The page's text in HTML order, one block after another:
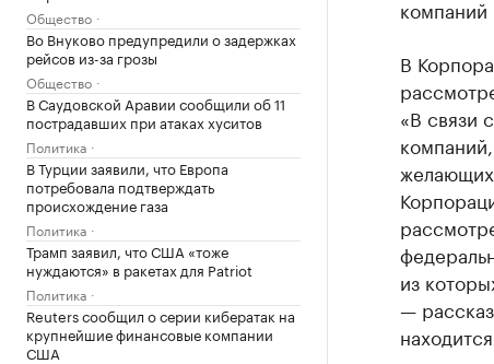
Общество
Во Внуково предупредили о задержках
рейсов из-за грозы
Общество
В Саудовской Аравии сообщили об 11
пострадавших при атаках хуситов
Политика
В Турции заявили, что Европа
потребовала подтверждать
происхождение газа
Политика
Трамп заявил, что США «тоже
нуждаются» в ракетах для Patriot
Политика
Reuters сообщил о серии кибератак на
крупнейшие финансовые компании
США
компаний
В
«В связи
из
—